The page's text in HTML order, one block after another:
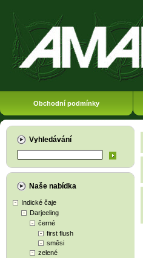
Obchodní podmínky
Vyhledávání
Naše nabídka
Indické čaje
Darjeeling
černé
first flush
směsi
zelené